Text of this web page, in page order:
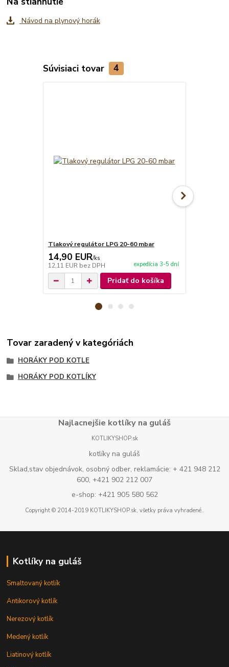
Návod na plynový horák
Súvisiaci tovar 4
Tlakový regulátor LPG 20-60 mbar
14,90 EUR/ks
12,11 EUR bez DPH expedícia 3-5 dní
Pridať do košíka
Tovar zaradený v kategóriách
HORÁKY POD KOTLE
HORÁKY POD KOTLÍKY
Najlacnejšie kotlíky na guláš
KOTLIKYSHOP.sk
kotlíky na guláš
Sklad,stav objednávok, osobný odber, reklamácie: + 421 948 212
600, +421 902 212 007
e-shop: +421 905 580 562
Copyright © 2014-2019 KOTLIKYSHOP.sk, všetky práva vyhradené..
Kotlíky na guláš
Smaltovaný kotlík
Antikorový kotlík
Nerezový kotlík
Medený kotlík
Liatinový kotlík